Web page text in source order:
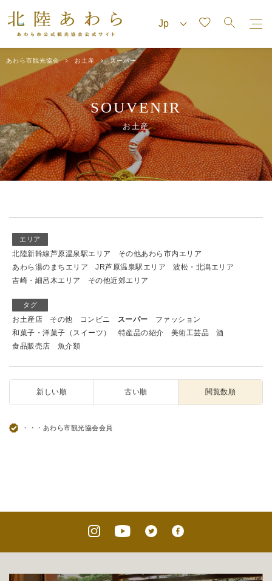
あわら市観光協会 お土産 スーパー
SOUVENIR
お土産
エリア
北陸新幹線芦原温泉駅エリア
その他あわら市内エリア
あわら湯のまちエリア
JR芦原温泉駅エリア
波松・北潟エリア
吉崎・細呂木エリア
その他近郊エリア
タグ
お土産店 その他 コンビニ スーパー
ファッション
和菓子・洋菓子（スイーツ）
特産品の紹介 美術工芸品
酒
食品販売店
魚介類
新しい順 古い順 閲覧数順
・・・あわら市観光協会会員